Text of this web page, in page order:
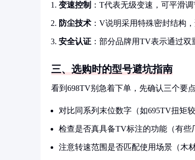
变速控制 ：T代表无级变速，可平滑
防尘技术 ：V说明采用特殊密封结构
安全认证 ：部分品牌用TV表示通过双
三、选购时的型号避坑指南
看到698TV别急着下单，先确认三个要点
对比同系列末位数字（如695TV扭矩较
检查是否真具备TV标注的功能（有些
注意转速范围是否匹配使用场景（木